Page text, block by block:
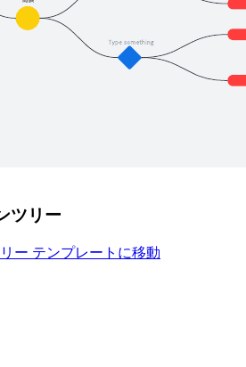
ツリー
ー テンプレートに移動